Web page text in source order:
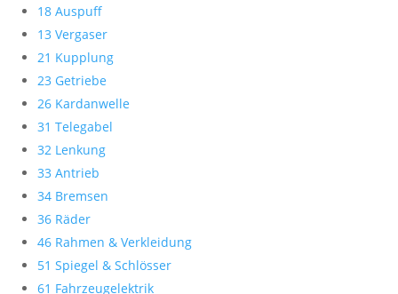
18 Auspuff
13 Vergaser
21 Kupplung
23 Getriebe
26 Kardanwelle
31 Telegabel
32 Lenkung
33 Antrieb
34 Bremsen
36 Räder
46 Rahmen & Verkleidung
51 Spiegel & Schlösser
61 Fahrzeugelektrik